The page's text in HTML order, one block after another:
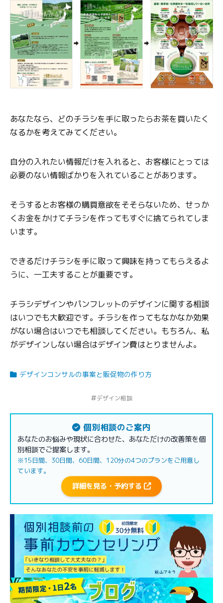
あなたなら、どのチラシを手に取ったらお茶を買いたく
なるかを考えてみてください。
自分の入れたい情報だけを入れると、お客様にとっては
必要のない情報ばかりを入れていることがあります。
そうするとお客様の購買意欲をそそらないため、せっか
くお金をかけてチラシを作ってもすぐに捨てられてしま
います。
できるだけチラシを手に取って興味を持ってもらえるよ
うに、一工夫することが重要です。
チラシデザインやパンフレットのデザインに関する相談
はいつでも大歓迎です。チラシを作ってもなかなか効果
がない場合はいつでも相談してください。もちろん、私
がデザインしない場合はデザイン費はとりませんよ。
デザインコンサルの事案と販促物の作り方
デザイン相談
個別相談のご案内
あなたのお悩みや現状に合わせた、あなただけの改善策を個
別相談でご提案します。
※15日間、30日間、60日間、120分の4つのプランをご用意し
ています。
詳細を見る・予約する